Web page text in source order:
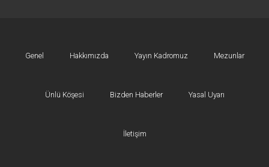
Genel Hakkımızda Yayın Kadromuz Mezunlar
Ünlü Köşesi Bizden Haberler Yasal Uyarı
İletişim